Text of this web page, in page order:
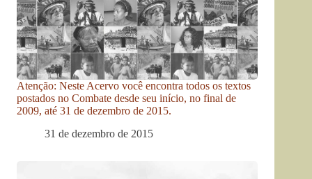
Atenção: Neste Acervo você encontra todos os textos
postados no Combate desde seu início, no final de
2009, até 31 de dezembro de 2015.
31 de dezembro de 2015